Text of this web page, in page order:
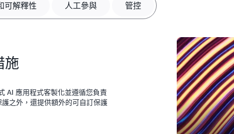
可解釋性 人工參與 管控
施
AI 應用程式客製化並遵循您負責
之外，還提供額外的可自訂保護